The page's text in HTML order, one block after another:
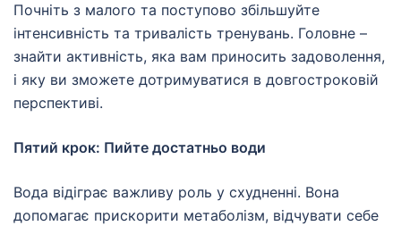
Почніть з малого та поступово збільшуйте
інтенсивність та тривалість тренувань. Головне –
знайти активність, яка вам приносить задоволення,
і яку ви зможете дотримуватися в довгостроковій
перспективі.
Пятий крок: Пийте достатньо води
Вода відіграє важливу роль у схудненні. Вона
допомагає прискорити метаболізм, відчувати себе